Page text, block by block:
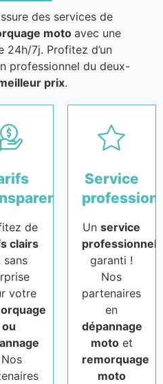
des services de
motoavec une
24h/7j. Profitez d’un
professionnel du deux-
prix.
de
clairs
sans
votre
ou
Service
Unservice
professionnel
garanti !
Nos
partenaires
en
dépannage
motoet
remorquage
moto